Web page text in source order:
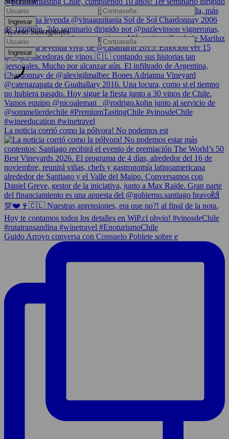
La noticia corrió como la pólvora! No podemos est
Guido Arroyo conversa con Consuelo Poblete sobre e
Acceso Suscriptores